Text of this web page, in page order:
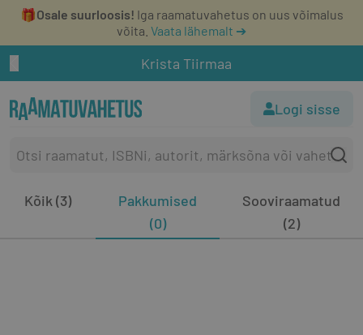
🎁Osale suurloosis! Iga raamatuvahetus on uus võimalus
võita. Vaata lähemalt ➔
Krista Tiirmaa
Logi sisse
Kõik (3)
Pakkumised
(0)
Sooviraamatud
(2)